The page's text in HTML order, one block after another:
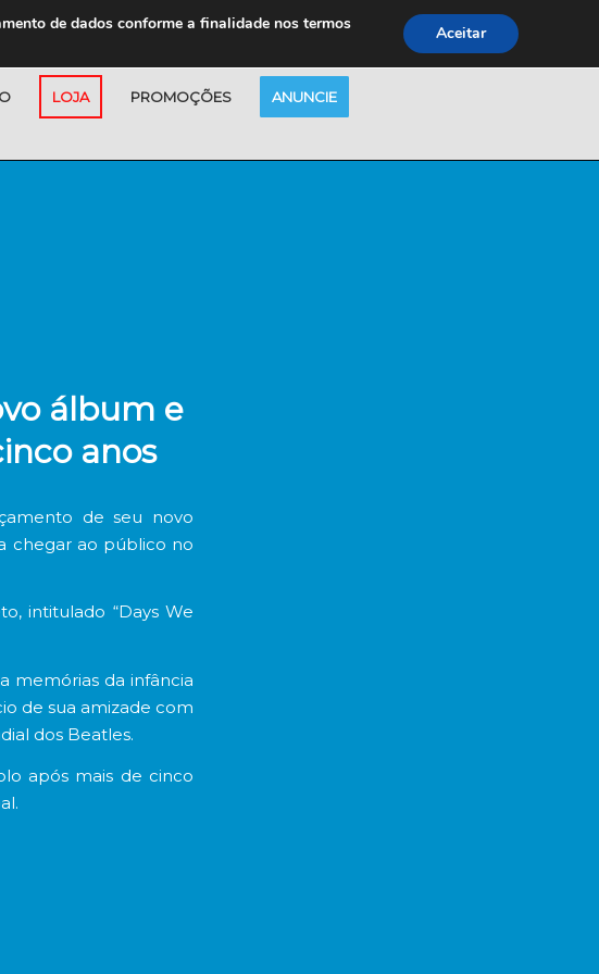
LOJA PROMOÇÕES ANUNCIE
álbum e
anos
de seu novo
chegar ao público no
intitulado “Days We
memórias da infância
de sua amizade com
dos Beatles.
após mais de cinco
de dados conforme a finalidade nos termos
Aceitar